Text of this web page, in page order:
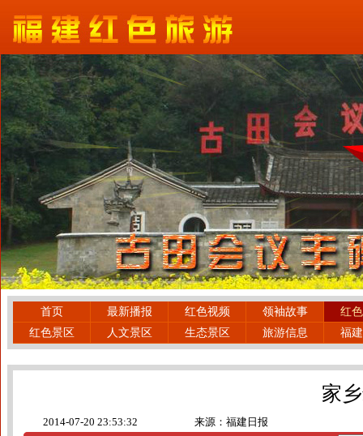
首页 最新播报 红色视频 领袖故事
红
红色景区
人文景区 生态景区 旅游信息 福
家
2014-07-20 23:53:32
来源：福建日报